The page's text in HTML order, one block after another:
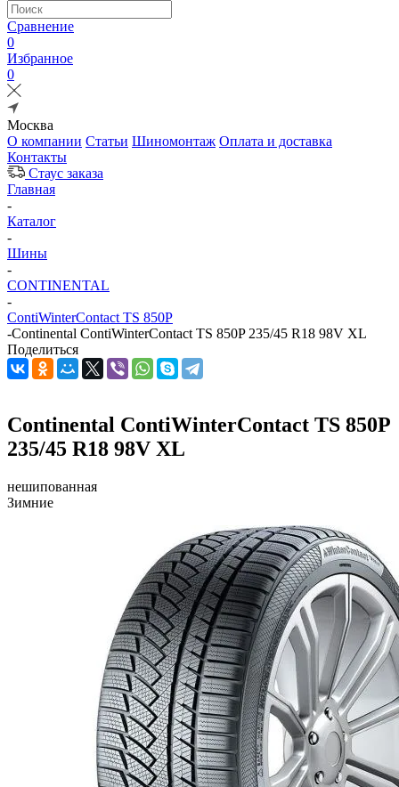
Сравнение
0
Избранное
0
Москва
О компании Статьи Шиномонтаж Оплата и доставка
Контакты
Стаус заказа
Главная
-
Каталог
-
Шины
-
CONTINENTAL
-
ContiWinterContact TS 850P
-Continental ContiWinterContact TS 850P 235/45 R18 98V XL
Поделиться
Continental ContiWinterContact TS 850P
235/45 R18 98V XL
нешипованная
Зимние